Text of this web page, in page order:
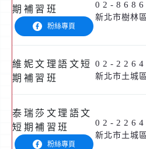
期補習班
粉絲專頁
02-
新北市樹林
維妮文理語文短
期補習班
02-
新北市土城
泰瑞莎文理語文
短期補習班
粉絲專頁
02-
新北市土城